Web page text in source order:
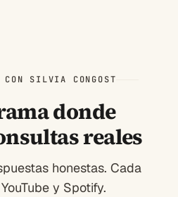
CON SILVIA CONGOST
donde
reales
honestas. Cada
y Spotify.